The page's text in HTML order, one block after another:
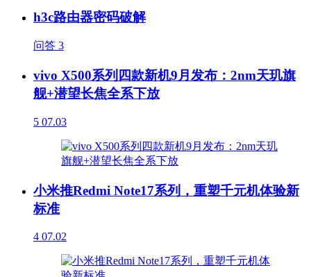
h3c路由器密码破解
问答 3
vivo X500系列四款新机9月发布：2nm天玑旗
舰+潜望长焦全系下放
5 07.03
小米推Redmi Note17系列，重塑千元机体验新
标准
4 07.02